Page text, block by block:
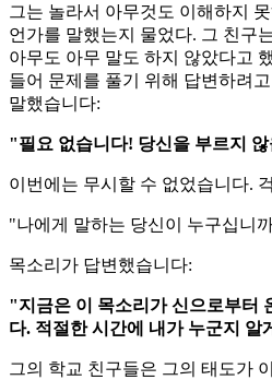
그는 놀라서 아무것도 이해하지
언가를 말했는지 물었다. 그 친구
아무도 아무 말도 하지 않았다고
들어 문제를 풀기 위해 답변하려
말했습니다:
"필요 없습니다! 당신을 부르지
이번에는 무시할 수 없었습니다.
"나에게 말하는 당신이 누구십니
목소리가 답변했습니다:
"지금은 이 목소리가 신으로부터
다. 적절한 시간에 내가 누군지 알
그의 학교 친구들은 그의 태도가